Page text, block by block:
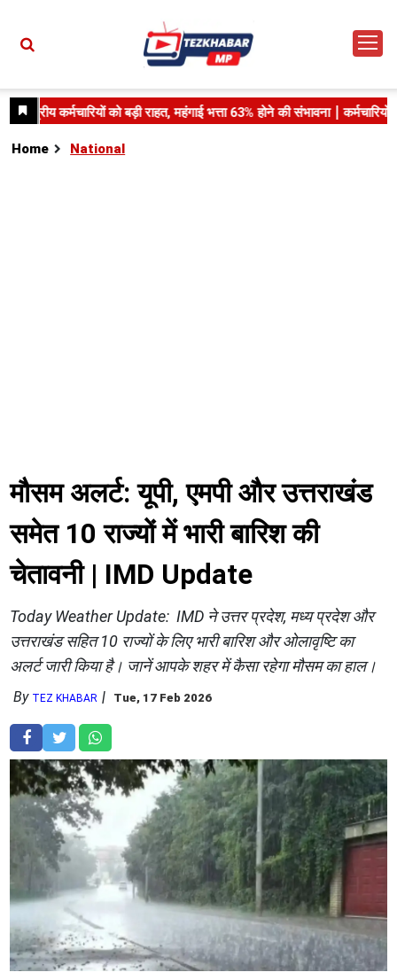
Home National
मौसम अलर्ट: यूपी, एमपी और उत्तराखंड
समेत 10 राज्यों में भारी बारिश की
चेतावनी | IMD Update
Today Weather Update: IMD ने उत्तर प्रदेश, मध्य प्रदेश और
उत्तराखंड सहित 10 राज्यों के लिए भारी बारिश और ओलावृष्टि का
अलर्ट जारी किया है। जानें आपके शहर में कैसा रहेगा मौसम का हाल।
By TEZ KHABAR Tue, 17 Feb 2026